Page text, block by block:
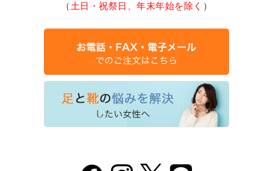
（ 土日・祝祭日、年末年始を除く ）